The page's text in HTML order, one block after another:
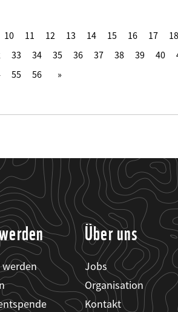
10 11 12 13 14 15 16 17 18
33 34 35 36 37 38 39 40
55 56
Über uns
Jobs
Organisation
Kontakt